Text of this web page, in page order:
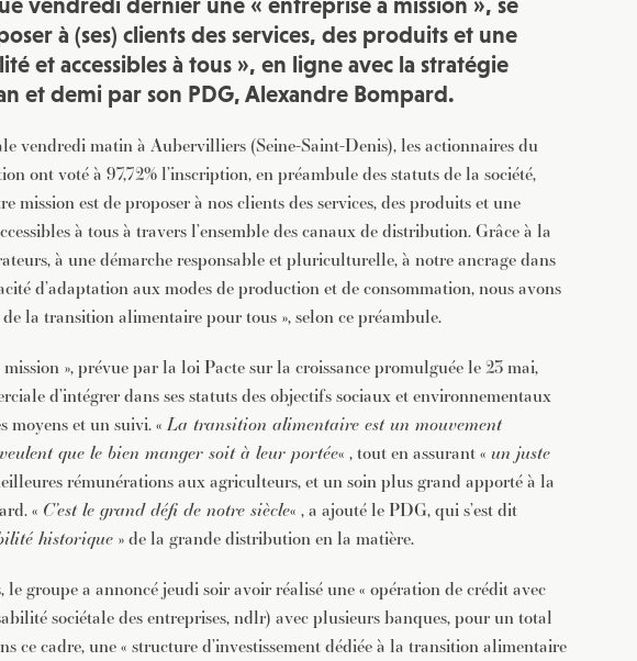
vendredi dernier une « entreprise à mission », se
à (ses) clients des services, des produits et une
et accessibles à tous », en ligne avec la stratégie
et demi par son PDG, Alexandre Bompard.
vendredi matin à Aubervilliers (Seine-Saint-Denis), les actionnaires du
ont voté à 97,72% l’inscription, en préambule des statuts de la société,
mission est de proposer à nos clients des services, des produits et une
à tous à travers l’ensemble des canaux de distribution. Grâce à la
à une démarche responsable et pluriculturelle, à notre ancrage dans
d’adaptation aux modes de production et de consommation, nous avons
la transition alimentaire pour tous », selon ce préambule.
», prévue par la loi Pacte sur la croissance promulguée le 23 mai,
d’intégrer dans ses statuts des objectifs sociaux et environnementaux
moyens et un suivi. «La transition alimentaire est un mouvement
que le bien manger soit à leur portée« , tout en assurant « un juste
rémunérations aux agriculteurs, et un soin plus grand apporté à la
« C’est le grand défi de notre siècle« , a ajouté le PDG, qui s’est dit
historique » de la grande distribution en la matière.
le groupe a annoncé jeudi soir avoir réalisé une « opération de crédit avec
sociétale des entreprises, ndlr) avec plusieurs banques, pour un total
ce cadre, une « structure d’investissement dédiée à la transition alimentaire